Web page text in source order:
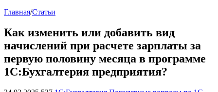
Главная/Статьи
Как изменить или добавить вид
начислений при расчете зарплаты за
первую половину месяца в программе
1С:Бухгалтерия предприятия?